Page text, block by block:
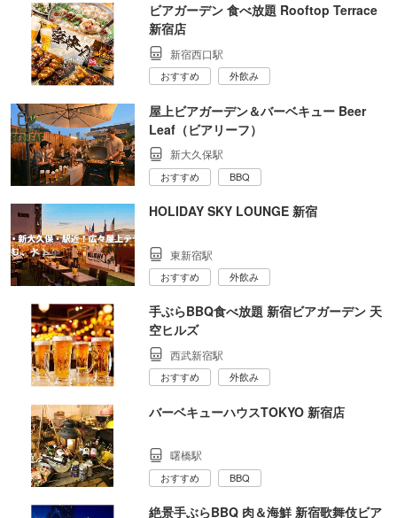
ビアガーデン 食べ放題 Rooftop Terrace
新宿店
新宿西口駅
おすすめ 外飲み
屋上ビアガーデン＆バーベキュー Beer
Leaf（ビアリーフ）
新大久保駅
おすすめ BBQ
HOLIDAY SKY LOUNGE 新宿
東新宿駅
おすすめ 外飲み
手ぶらBBQ食べ放題 新宿ビアガーデン 天
空ヒルズ
西武新宿駅
おすすめ 外飲み
バーベキューハウスTOKYO 新宿店
曙橋駅
おすすめ BBQ
絶景手ぶらBBQ 肉＆海鮮 新宿歌舞伎ビア